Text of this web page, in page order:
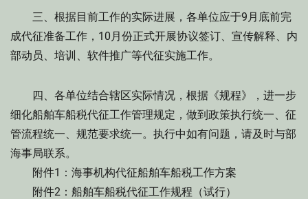
三、根据目前工作的实际进展，各单位应于9月底前完
成代征准备工作，10月份正式开展协议签订、宣传解释、内
部动员、培训、软件推广等代征实施工作。
四、各单位结合辖区实际情况，根据《规程》，进一步
细化船舶车船税代征工作管理规定，做到政策执行统一、征
管流程统一、规范要求统一。执行中如有问题，请及时与部
海事局联系。
附件1：海事机构代征船舶车船税工作方案
附件2：船舶车船税代征工作规程（试行）